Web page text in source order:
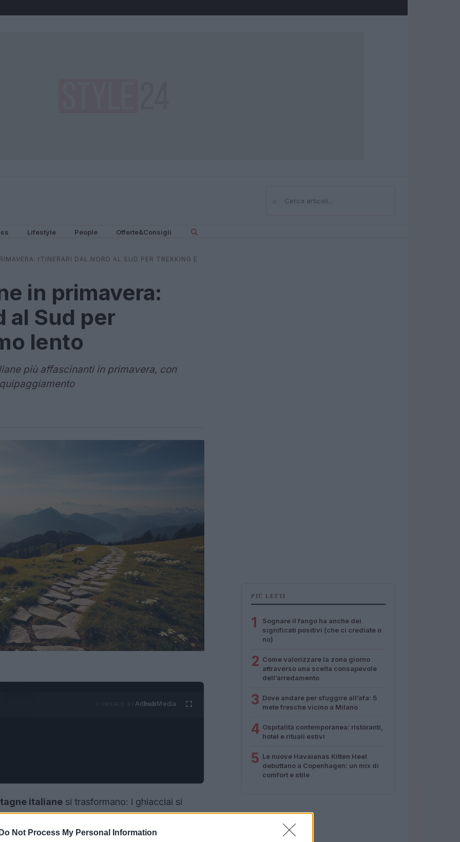
Do Not Process My Personal Information
⌕Cerca
Lifestyle People Offerte&Consigli
ITINERARI DAL NORD AL SUD PER TREKKING E
in primavera:
al Sud per
lento
più affascinanti in primavera, con
AdhubMedia
italiane si trasformano: i ghiacciai si
riaprono con la calma tipica dellabassa
chi cerca un’esperienza all’aria aperta
PIÙ LETTI
1
Sognare il fango ha anche dei
significati positivi (che ci crediate o
no)
2 Come valorizzare la zona giorno
attraverso una scelta consapevole
dell’arredamento
3 Dove andare per sfuggire all’afa: 5
mete fresche vicino a Milano
4 Ospitalità contemporanea: ristoranti,
hotel e rituali estivi
5 Le nuove Havaianas Kitten Heel
debuttano a Copenhagen: un mix di
comfort e stile